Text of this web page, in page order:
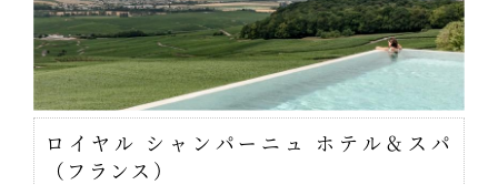
ロイヤル シャンパーニュ ホテル＆スパ
（フランス）